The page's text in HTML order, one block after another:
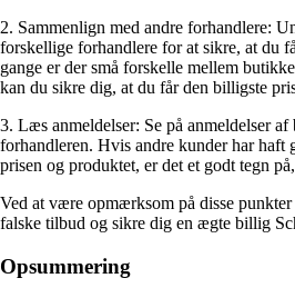
2. Sammenlign med andre forhandlere:
forskellige forhandlere for at sikre, at du
gange er der små forskelle mellem
kan du sikre dig, at du får den billigste
3. Læs anmeldelser: Se på anmeldelser af
forhandleren. Hvis andre kunder har haft
prisen og produktet, er det et godt tegn
Ved at være opmærksom på disse
falske tilbud og sikre dig en ægte billig
Opsummering